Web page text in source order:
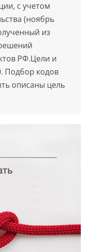
с учетом
(ноябрь
из
РФ.Цели и
Подбор кодов
описаны цель